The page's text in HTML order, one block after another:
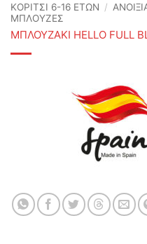
ΚΟΡΙΤΣΙ 6-16 ΕΤΩΝ /
ΜΠΛΟΥΖΕΣ
ΜΠΛΟΥΖΑΚΙ HELLO FULL